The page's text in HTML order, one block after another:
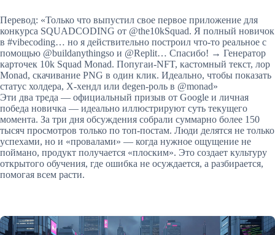
Перевод: «Только что выпустил свое первое приложение для
конкурса SQUADCODING от @the10kSquad. Я полный новичок
в #vibecoding… но я действительно построил что-то реальное с
помощью @buildanythingso и @Replit… Спасибо! → Генератор
карточек 10k Squad Monad. Попугаи-NFT, кастомный текст, лор
Monad, скачивание PNG в один клик. Идеально, чтобы показать
статус холдера, X-хендл или degen-роль в @monad»
Эти два треда — официальный призыв от Google и личная
победа новичка — идеально иллюстрируют суть текущего
момента. За три дня обсуждения собрали суммарно более 150
тысяч просмотров только по топ-постам. Люди делятся не только
успехами, но и «провалами» — когда нужное ощущение не
поймано, продукт получается «плоским». Это создает культуру
открытого обучения, где ошибка не осуждается, а разбирается,
помогая всем расти.